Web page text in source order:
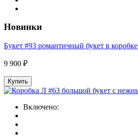
Новинки
Букет #93 романтичный букет в коробке
9 900 ₽
Купить
Включено: